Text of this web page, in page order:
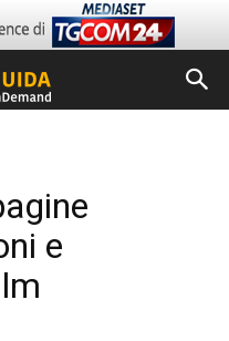
e